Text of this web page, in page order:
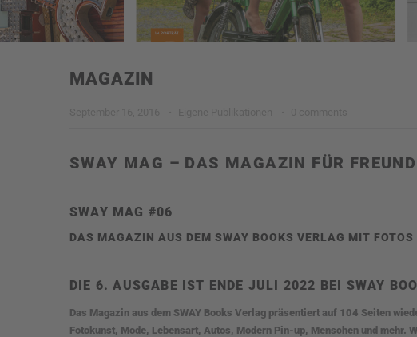
MAGAZIN
SWAY MAG – DAS MAGAZIN FÜR
SWAY MAG #06
DAS MAGAZIN AUS DEM SWAY BOOKS VERLAG MIT
DIE 6. AUSGABE IST ENDE JULI 2022 BEI SWAY
Das Magazin aus dem SWAY Books Verlag präsentiert auf 104 Seiten
Fotokunst, Mode, Lebensart, Autos, Modern Pin-up, Menschen und mehr.